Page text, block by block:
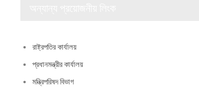
রাষ্ট্রপতির কার্যালয়
প্রধানমন্ত্রীর কার্যালয়
মন্ত্রিপরিষদ বিভাগ